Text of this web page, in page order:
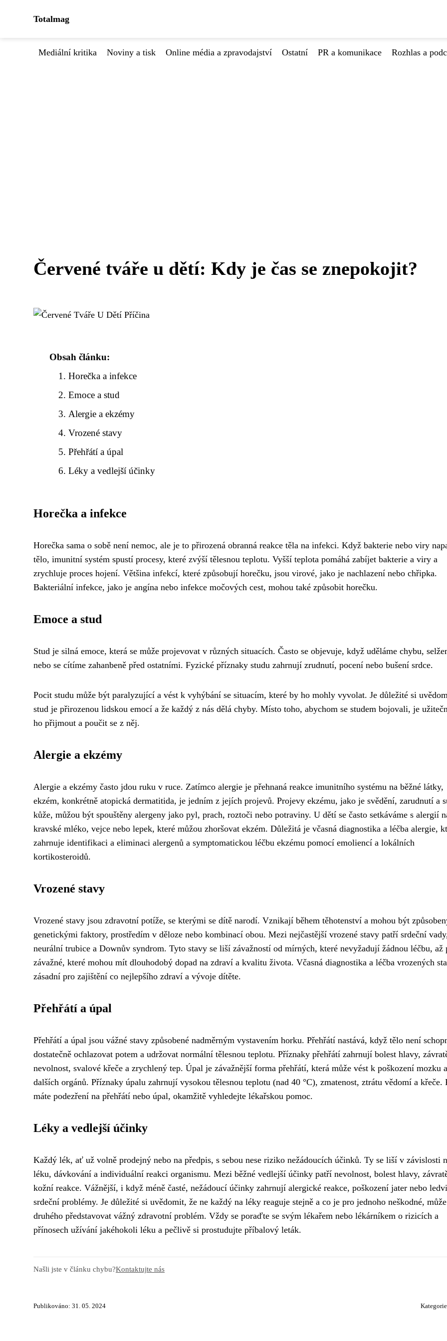
Totalmag
Mediální kritika Noviny a tisk Online média a zpravodajství Ostatní PR a komunikace Rozhlas a
Červené tváře u dětí: Kdy je čas se znepokojit?
Obsah článku:
Horečka a infekce
Emoce a stud
Alergie a ekzémy
Vrozené stavy
Přehřátí a úpal
Léky a vedlejší účinky
Horečka a infekce
Horečka sama o sobě není nemoc, ale je to přirozená obranná reakce těla na infekci. Když bakterie nebo viry
tělo, imunitní systém spustí procesy, které zvýší tělesnou teplotu. Vyšší teplota pomáhá zabíjet bakterie a viry a
zrychluje proces hojení. Většina infekcí, které způsobují horečku, jsou virové, jako je nachlazení nebo chřipka.
Bakteriální infekce, jako je angína nebo infekce močových cest, mohou také způsobit horečku.
Emoce a stud
Stud je silná emoce, která se může projevovat v různých situacích. Často se objevuje, když uděláme chybu,
nebo se cítíme zahanbeně před ostatními. Fyzické příznaky studu zahrnují zrudnutí, pocení nebo bušení srdce.
Pocit studu může být paralyzující a vést k vyhýbání se situacím, které by ho mohly vyvolat. Je důležité si
stud je přirozenou lidskou emocí a že každý z nás dělá chyby. Místo toho, abychom se studem bojovali, je
ho přijmout a poučit se z něj.
Alergie a ekzémy
Alergie a ekzémy často jdou ruku v ruce. Zatímco alergie je přehnaná reakce imunitního systému na běžné látky,
ekzém, konkrétně atopická dermatitida, je jedním z jejích projevů. Projevy ekzému, jako je svědění, zarudnutí a
kůže, můžou být spouštěny alergeny jako pyl, prach, roztoči nebo potraviny. U dětí se často setkáváme s alergií
kravské mléko, vejce nebo lepek, které můžou zhoršovat ekzém. Důležitá je včasná diagnostika a léčba alergie,
zahrnuje identifikaci a eliminaci alergenů a symptomatickou léčbu ekzému pomocí emoliencí a lokálních
kortikosteroidů.
Vrozené stavy
Vrozené stavy jsou zdravotní potíže, se kterými se dítě narodí. Vznikají během těhotenství a mohou být
genetickými faktory, prostředím v děloze nebo kombinací obou. Mezi nejčastější vrozené stavy patří srdeční
neurální trubice a Downův syndrom. Tyto stavy se liší závažností od mírných, které nevyžadují žádnou léčbu, až
závažné, které mohou mít dlouhodobý dopad na zdraví a kvalitu života. Včasná diagnostika a léčba vrozených
zásadní pro zajištění co nejlepšího zdraví a vývoje dítěte.
Přehřátí a úpal
Přehřátí a úpal jsou vážné stavy způsobené nadměrným vystavením horku. Přehřátí nastává, když tělo není
dostatečně ochlazovat potem a udržovat normální tělesnou teplotu. Příznaky přehřátí zahrnují bolest hlavy,
nevolnost, svalové křeče a zrychlený tep. Úpal je závažnější forma přehřátí, která může vést k poškození mozku a
dalších orgánů. Příznaky úpalu zahrnují vysokou tělesnou teplotu (nad 40 °C), zmatenost, ztrátu vědomí a křeče.
máte podezření na přehřátí nebo úpal, okamžitě vyhledejte lékařskou pomoc.
Léky a vedlejší účinky
Každý lék, ať už volně prodejný nebo na předpis, s sebou nese riziko nežádoucích účinků. Ty se liší v závislosti
léku, dávkování a individuální reakci organismu. Mezi běžné vedlejší účinky patří nevolnost, bolest hlavy,
kožní reakce. Vážnější, i když méně časté, nežádoucí účinky zahrnují alergické reakce, poškození jater nebo
srdeční problémy. Je důležité si uvědomit, že ne každý na léky reaguje stejně a co je pro jednoho neškodné,
druhého představovat vážný zdravotní problém. Vždy se poraďte se svým lékařem nebo lékárníkem o rizicích a
přínosech užívání jakéhokoli léku a pečlivě si prostudujte příbalový leták.
Našli jste v článku chybu?Kontaktujte nás
Publikováno: 31. 05. 2024